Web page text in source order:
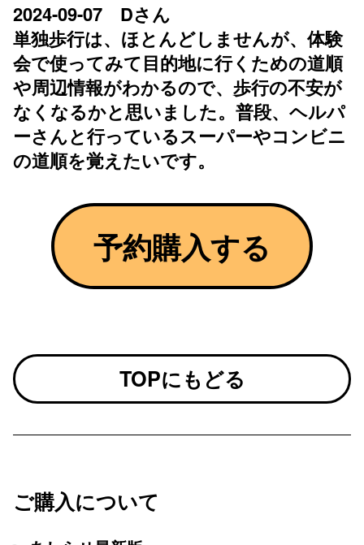
2024-09-07 Dさん
単独歩行は、ほとんどしませんが、体験
会で使ってみて目的地に行くための道順
や周辺情報がわかるので、歩行の不安が
なくなるかと思いました。普段、ヘルパ
ーさんと行っているスーパーやコンビニ
の道順を覚えたいです。
予約購入する
TOPにもどる
ご購入について